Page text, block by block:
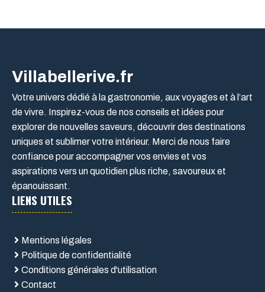
Villabellerive.fr
Votre univers dédié à la gastronomie, aux voyages et à l’art
de vivre. Inspirez-vous de nos conseils et idées pour
explorer de nouvelles saveurs, découvrir des destinations
uniques et sublimer votre intérieur. Merci de nous faire
confiance pour accompagner vos envies et vos
aspirations vers un quotidien plus riche, savoureux et
épanouissant.
LIENS UTILES
Mentions légales
Politique de confidentialité
Conditions générales d'utilisation
Contact